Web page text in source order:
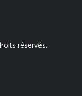
réservés.